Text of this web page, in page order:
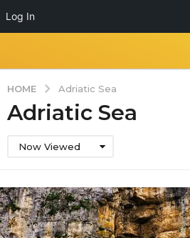
Log In
HOME Adriatic Sea
Adriatic Sea
Now Viewed